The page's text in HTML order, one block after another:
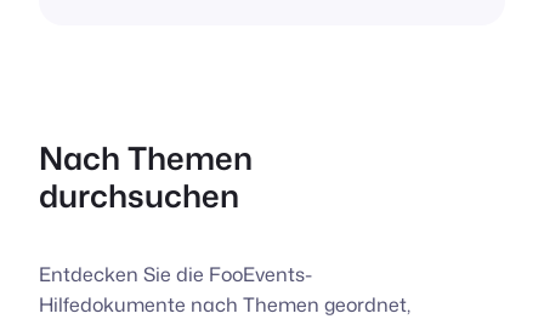
Nach Themen
durchsuchen
Entdecken Sie die FooEvents-
Hilfedokumente nach Themen geordnet,